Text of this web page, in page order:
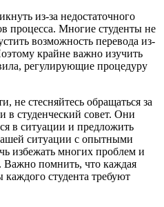
из-за недостаточного
процесса. Многие студенты не
возможность перевода из-
крайне важно изучить
регулирующие процедуру
не стесняйтесь обращаться за
в студенческий совет. Они
в ситуации и предложить
ситуации с опытными
избежать многих проблем и
помнить, что каждая
студента требуют